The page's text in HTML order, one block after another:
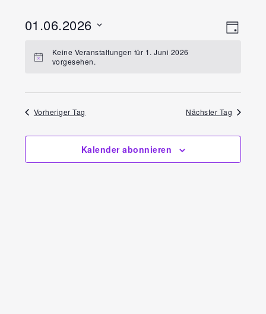
Tag
01.06.2026
wählen.
Keine Veranstaltungen für 1. Juni 2026
vorgesehen.
Vorheriger Tag Nächster Tag
Kalender abonnieren